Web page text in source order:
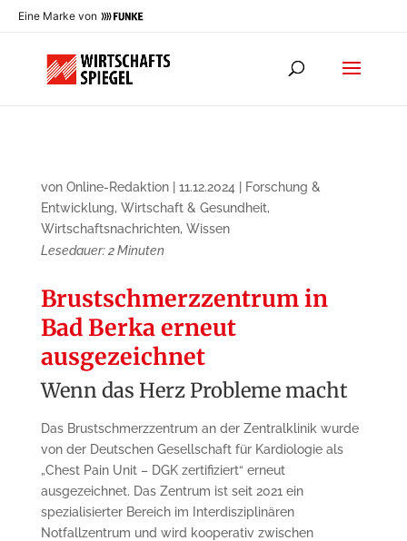
Eine Marke von
von Online-Redaktion| 11.12.2024
Forschung &
Entwicklung, Wirtschaft & Gesundheit,
Wirtschaftsnachrichten, Wissen
Lesedauer: 2 Minuten
Brustschmerzzentrum in
Bad Berka erneut
ausgezeichnet
Wenn das Herz Probleme macht
Das Brustschmerzzentrum an der Zentralklinik wurde
von der Deutschen Gesellschaft für Kardiologie als
„Chest Pain Unit – DGK zertifiziert“ erneut
ausgezeichnet. Das Zentrum ist seit 2021 ein
spezialisierter Bereich im Interdisziplinären
Notfallzentrum und wird kooperativ zwischen